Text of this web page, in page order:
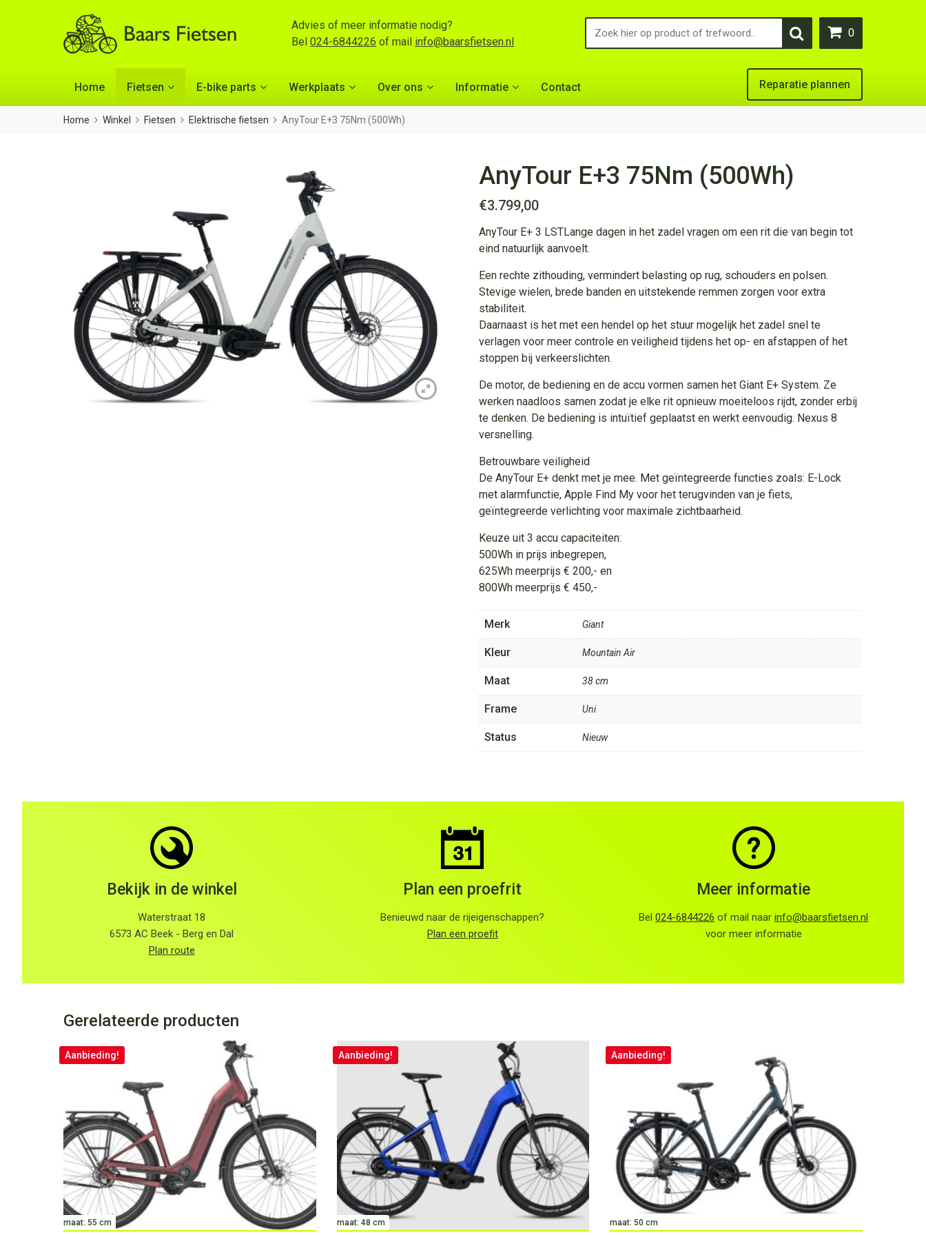
Advies of meer informatie nodig?
Bel 024-6844226 of mail info@baarsfietsen.nl
0
Home Fietsen E-bike parts Werkplaats Over ons Informatie Contact Reparatie plannen
Home Winkel Fietsen Elektrische fietsen AnyTour E+3 75Nm (500Wh)
AnyTour E+3 75Nm (500Wh)
€3.799,00
AnyTour E+ 3 LSTLange dagen in het zadel vragen om een rit die van begin tot
eind natuurlijk aanvoelt.
Een rechte zithouding, vermindert belasting op rug, schouders en polsen.
Stevige wielen, brede banden en uitstekende remmen zorgen voor extra
stabiliteit.
Daarnaast is het met een hendel op het stuur mogelijk het zadel snel te
verlagen voor meer controle en veiligheid tijdens het op- en afstappen of het
stoppen bij verkeerslichten.
De motor, de bediening en de accu vormen samen het Giant E+ System. Ze
werken naadloos samen zodat je elke rit opnieuw moeiteloos rijdt, zonder erbij
te denken. De bediening is intuïtief geplaatst en werkt eenvoudig. Nexus 8
versnelling.
Betrouwbare veiligheid
De AnyTour E+ denkt met je mee. Met geïntegreerde functies zoals: E-Lock
met alarmfunctie, Apple Find My voor het terugvinden van je fiets,
geïntegreerde verlichting voor maximale zichtbaarheid.
Keuze uit 3 accu capaciteiten:
500Wh in prijs inbegrepen,
625Wh meerprijs € 200,- en
800Wh meerprijs € 450,-
Merk Giant
Kleur Mountain Air
Maat 38 cm
Frame Uni
Status Nieuw
Bekijk in de winkel
Waterstraat 18
6573 AC Beek - Berg en Dal
Plan route
Plan een proefrit
Benieuwd naar de rijeigenschappen?
Plan een proefit
Meer informatie
Bel024-6844226 of mail naarinfo@baarsfietsen.nl
voor meer informatie
Gerelateerde producten
maat: 55 cm
Aanbieding!
maat: 48 cm
Aanbieding!
maat: 50 cm
Aanbieding!